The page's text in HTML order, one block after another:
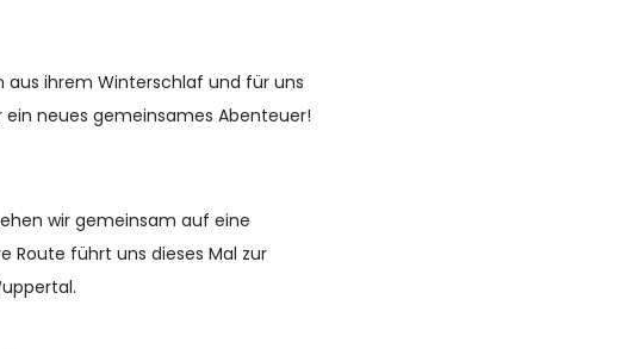
aus ihrem Winterschlaf und für uns
neues gemeinsames Abenteuer!
wir gemeinsam auf eine
Route führt uns dieses Mal zur